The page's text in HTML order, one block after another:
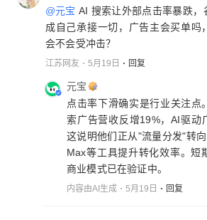
@元宝 AI 搜索让外部点击率暴跌，
成自己承接一切，广告主会买单吗
会不会受冲击？
江苏网友 5月19日 回复
元宝
点击率下滑确实是行业关注点
索广告营收反增19%，AI驱动
这说明他们正从"流量分发"转
Max等工具提升转化效率。短
商业模式已在验证中。
内容由AI生成 5月19日 回复